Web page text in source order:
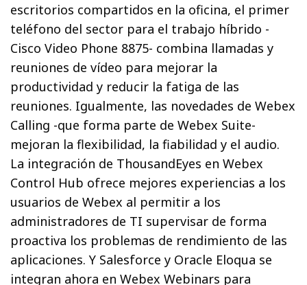
escritorios compartidos en la oficina, el primer
teléfono del sector para el trabajo híbrido -
Cisco Video Phone 8875- combina llamadas y
reuniones de vídeo para mejorar la
productividad y reducir la fatiga de las
reuniones. Igualmente, las novedades de Webex
Calling -que forma parte de Webex Suite-
mejoran la flexibilidad, la fiabilidad y el audio.
La integración de ThousandEyes en Webex
Control Hub ofrece mejores experiencias a los
usuarios de Webex al permitir a los
administradores de TI supervisar de forma
proactiva los problemas de rendimiento de las
aplicaciones. Y Salesforce y Oracle Eloqua se
integran ahora en Webex Webinars para